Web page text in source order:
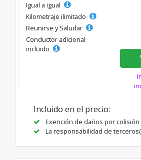
Igual a igual
Kilometraje ilimitado
Reunirse y Saludar
Conductor adicional
incluido
Incluido en el precio:
Exención de daños por colisión
La responsabilidad de